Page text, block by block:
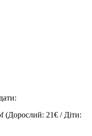
(Дорослий: 21€ / Діти: